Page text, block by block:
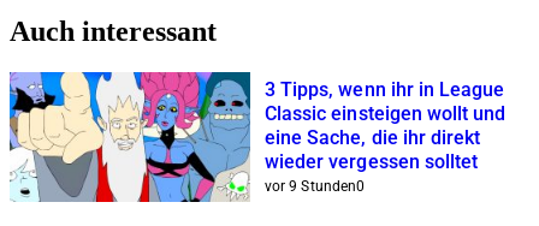
Auch interessant
3 Tipps, wenn ihr in League
Classic einsteigen wollt und
eine Sache, die ihr direkt
wieder vergessen solltet
vor 9 Stunden0